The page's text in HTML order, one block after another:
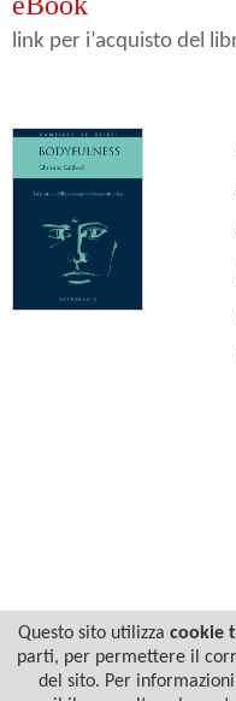
link per i’acquisto del
Questo sito utilizza cookie
parti, per permettere il
del sito. Per